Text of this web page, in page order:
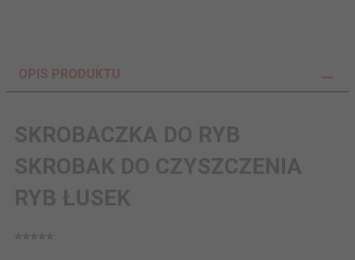
OPIS PRODUKTU
SKROBACZKA DO RYB
SKROBAK DO CZYSZCZENIA
RYB ŁUSEK
⭐️⭐️⭐️⭐️⭐️